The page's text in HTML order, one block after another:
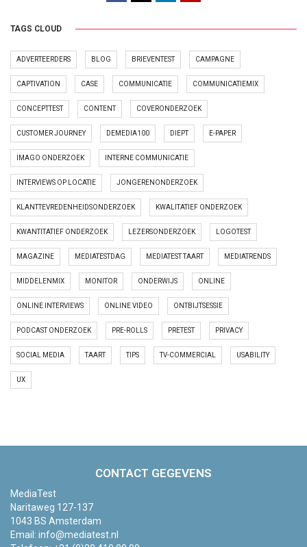
TAGS CLOUD
ADVERTEERDERS BLOG BRIEVENTEST CAMPAGNE
CAPTIVATION CASE COMMUNICATIE COMMUNICATIEMIX
CONCEPTTEST CONTENT COVERONDERZOEK
CUSTOMER JOURNEY DEMEDIA100 DIEPT E-PAPER
IMAGO ONDERZOEK INTERNE COMMUNICATIE
INTERVIEWS OP LOCATIE JONGERENONDERZOEK
KLANTTEVREDENHEIDSONDERZOEK KWALITATIEF ONDERZOEK
KWANTITATIEF ONDERZOEK LEZERSONDERZOEK LOGOTEST
MAGAZINE MEDIATESTDAG MEDIATEST TAART MEDIATRENDS
MIDDELENMIX MONITOR ONDERWIJS ONLINE
ONLINE INTERVIEWS ONLINE VIDEO ONTBIJTSESSIE
PODCAST ONDERZOEK PRE-ROLLS PRETEST PRIVACY
SOCIAL MEDIA TAART TIPS TV-COMMERCIAL USABILITY
UX
CONTACT GEGEVENS
MediaTest
Naritaweg 127-137
1043 BS Amsterdam
Email: info@mediatest.nl